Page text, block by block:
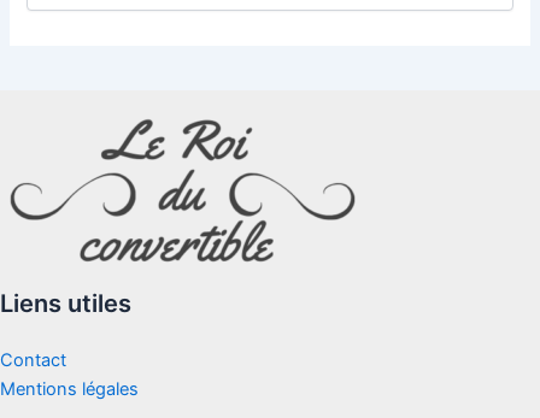
Liens utiles
Contact
Mentions légales